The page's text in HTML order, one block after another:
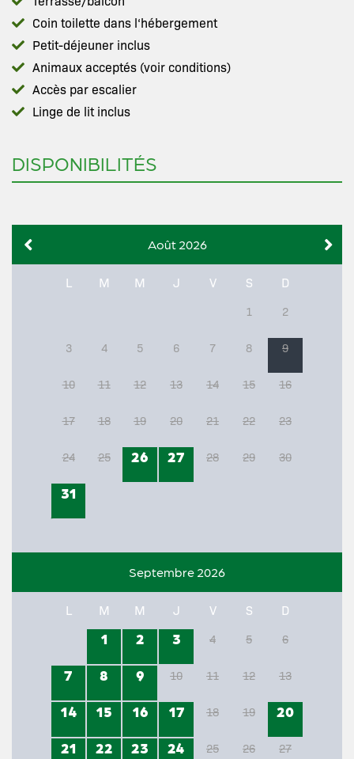
Coin toilette dans l‘hébergement
Petit-déjeuner inclus
Animaux acceptés (voir conditions)
Accès par escalier
Linge de lit inclus
DISPONIBILITÉS
Août 2026
L M M J V S D
1 2
3 4 5 6 7 8 9
10 11 12 13 14 15 16
17 18 19 20 21 22 23
24 25 26 27 28 29 30
31
Septembre 2026
L M M J V S D
1 2 3 4 5 6
7 8 9 10 11 12 13
14 15 16 17 18 19
20
21
22 23 24 25 26 27